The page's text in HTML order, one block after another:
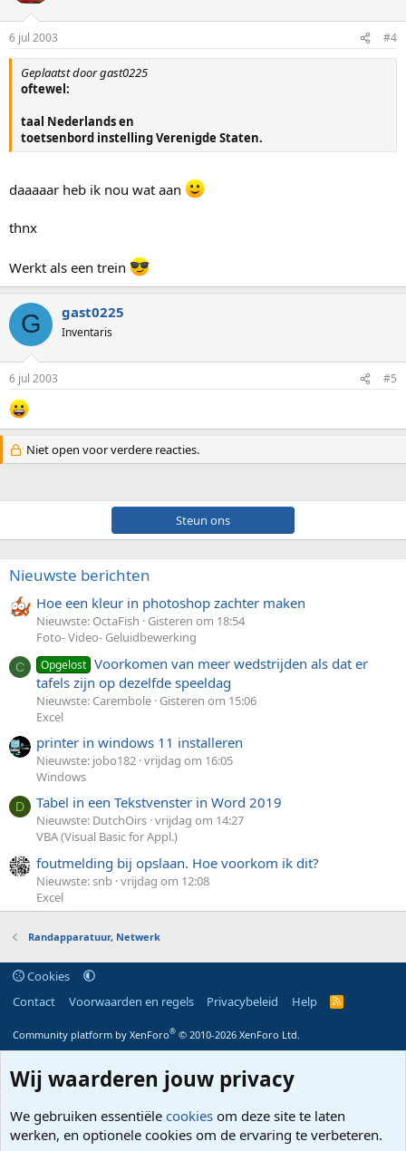
6 jul 2003 #4
Geplaatst door gast0225
oftewel:
taal Nederlands en
toetsenbord instelling Verenigde Staten.
daaaaar heb ik nou wat aan
thnx
Werkt als een trein
G gast0225
Inventaris
6 jul 2003 #5
Niet open voor verdere reacties.
Steun ons
Nieuwste berichten
Hoe een kleur in photoshop zachter maken
Nieuwste: OctaFish
Gisteren om 18:54
Foto- Video- Geluidbewerking
C Opgelost Voorkomen van meer wedstrijden als dat er
tafels zijn op dezelfde speeldag
Nieuwste: Carembole Gisteren om 15:06
Excel
printer in windows 11 installeren
Nieuwste: jobo182 vrijdag om 16:05
Windows
D Tabel in een Tekstvenster in Word 2019
Nieuwste: DutchOirs vrijdag om 14:27
VBA (Visual Basic for Appl.)
foutmelding bij opslaan. Hoe voorkom ik dit?
Nieuwste: snb vrijdag om 12:08
Excel
Randapparatuur, Netwerk
Cookies
Contact
Voorwaarden en regels Privacybeleid Help
R
S
Community platform by XenForo® © 2010-2026 XenForo Ltd.
Wij waarderen jouw privacy
We gebruiken essentiële cookies om deze site te laten
werken, en optionele cookies om de ervaring te verbeteren.